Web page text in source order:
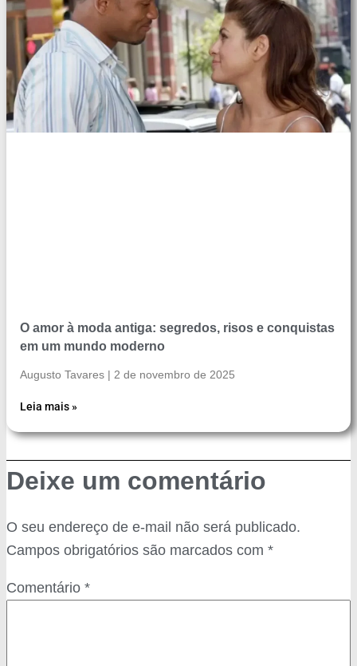
O amor à moda antiga: segredos, risos e conquistas
em um mundo moderno
Augusto Tavares 2 de novembro de 2025
Leia mais »
Deixe um comentário
O seu endereço de e-mail não será publicado.
Campos obrigatórios são marcados com *
Comentário *